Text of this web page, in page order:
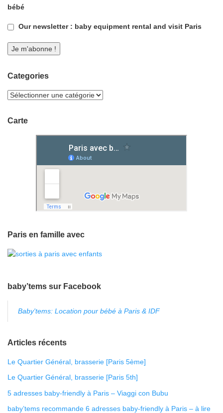
bébé
Our newsletter : baby equipment rental and visit Paris
Categories
Carte
Paris en famille avec
baby’tems sur Facebook
Baby'tems: Location pour bébé à Paris & IDF
Articles récents
Le Quartier Général, brasserie [Paris 5ème]
Le Quartier Général, brasserie [Paris 5th]
5 adresses baby-friendly à Paris – Viaggi con Bubu
baby’tems recommande 6 adresses baby-friendly à Paris – à lire